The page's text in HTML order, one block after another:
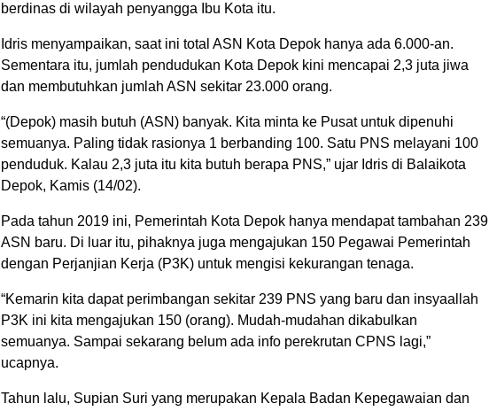
berdinas di wilayah penyangga Ibu Kota itu.
Idris menyampaikan, saat ini total ASN Kota Depok hanya ada 6.000-an.
Sementara itu, jumlah pendudukan Kota Depok kini mencapai 2,3 juta jiwa
dan membutuhkan jumlah ASN sekitar 23.000 orang.
“(Depok) masih butuh (ASN) banyak. Kita minta ke Pusat untuk dipenuhi
semuanya. Paling tidak rasionya 1 berbanding 100. Satu PNS melayani 100
penduduk. Kalau 2,3 juta itu kita butuh berapa PNS,” ujar Idris di Balaikota
Depok, Kamis (14/02).
Pada tahun 2019 ini, Pemerintah Kota Depok hanya mendapat tambahan 239
ASN baru. Di luar itu, pihaknya juga mengajukan 150 Pegawai Pemerintah
dengan Perjanjian Kerja (P3K) untuk mengisi kekurangan tenaga.
“Kemarin kita dapat perimbangan sekitar 239 PNS yang baru dan insyaallah
P3K ini kita mengajukan 150 (orang). Mudah-mudahan dikabulkan
semuanya. Sampai sekarang belum ada info perekrutan CPNS lagi,”
ucapnya.
Tahun lalu, Supian Suri yang merupakan Kepala Badan Kepegawaian dan